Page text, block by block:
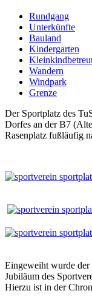
Rundgang
Unterkünfte
Bauland
Kindergarten
Wandern
Windpark
Grenze
Der Sportplatz des
Dorfes an der B7
Rasenplatz fußläufig
Eingeweiht wurde
Jubiläum des
Hierzu ist in der